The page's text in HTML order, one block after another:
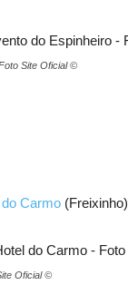
Site Oficial ©
Carmo (Freixinho)
Oficial ©